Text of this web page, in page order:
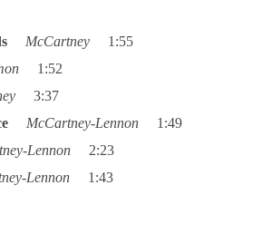
ŘADOVÁ
McCartney 1:55
1:52
3:37
McCartney-Lennon 1:49
Lennon 2:23
Lennon 1:43